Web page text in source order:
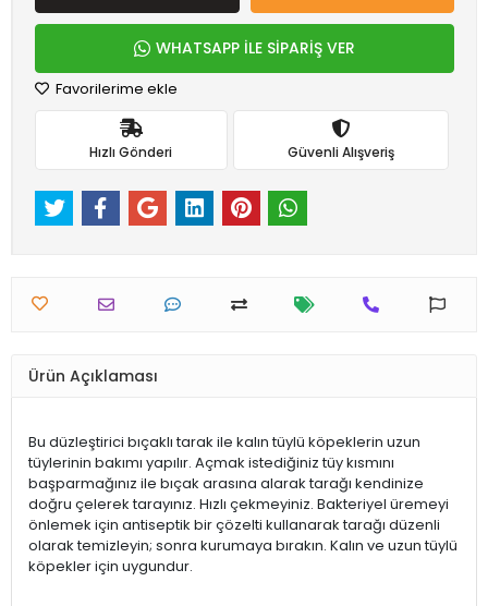
WHATSAPP İLE SİPARİŞ VER
Favorilerime ekle
Hızlı Gönderi Güvenli Alışveriş
Ürün Açıklaması
Bu düzleştirici bıçaklı tarak ile kalın tüylü köpeklerin uzun
tüylerinin bakımı yapılır. Açmak istediğiniz tüy kısmını
başparmağınız ile bıçak arasına alarak tarağı kendinize
doğru çelerek tarayınız. Hızlı çekmeyiniz. Bakteriyel üremeyi
önlemek için antiseptik bir çözelti kullanarak tarağı düzenli
olarak temizleyin; sonra kurumaya bırakın. Kalın ve uzun tüylü
köpekler için uygundur.